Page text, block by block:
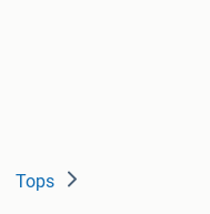
Tops